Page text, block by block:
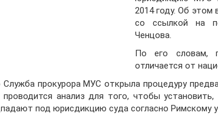
2014 году. Об этом
со ссылкой на
Ченцова.
По его словам,
отличается от
прокурора МУС открыла процедуру
анализ для того, чтобы
под юрисдикцию суда согласно Римскому